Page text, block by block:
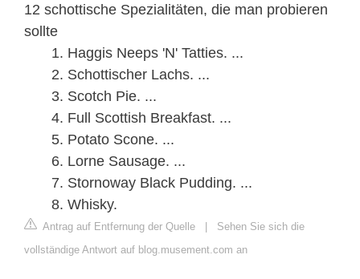
12 schottische Spezialitäten, die man probieren
sollte
Haggis Neeps 'N' Tatties. ...
Schottischer Lachs. ...
Scotch Pie. ...
Full Scottish Breakfast. ...
Potato Scone. ...
Lorne Sausage. ...
Stornoway Black Pudding. ...
Whisky.
Antrag auf Entfernung der Quelle | Sehen Sie sich die
vollständige Antwort auf blog.musement.com an